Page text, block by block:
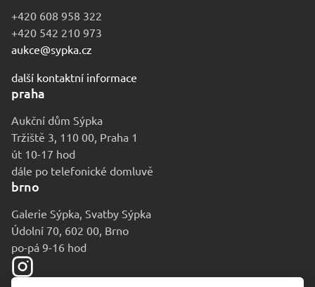
+420 608 958 322
+420 542 210 973
aukce@sypka.cz
další kontaktní informace
praha
Aukční dům Sýpka
Tržiště 3, 110 00, Praha 1
út 10-17 hod
dále po telefonické domluvě
brno
Galerie Sýpka, Svatby Sýpka
Údolní 70, 602 00, Brno
po-pá 9-16 hod